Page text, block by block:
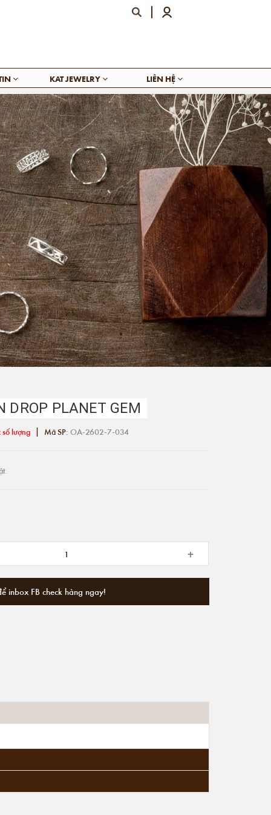
KAT JEWELRY LIÊN HỆ
DROP PLANET GEM
số lượng | Mã SP:OA-2602-7-034
+
inbox FB check hàng ngay!